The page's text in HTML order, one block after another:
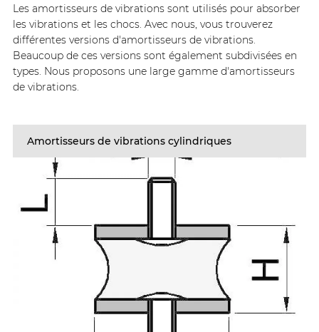
Les amortisseurs de vibrations sont utilisés pour absorber
les vibrations et les chocs. Avec nous, vous trouverez
différentes versions d'amortisseurs de vibrations.
Beaucoup de ces versions sont également subdivisées en
types. Nous proposons une large gamme d'amortisseurs
de vibrations.
Amortisseurs de vibrations cylindriques